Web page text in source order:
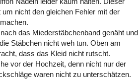
nicht den gleichen Fehler mit der
das Miederstäbchenband genäht und
Stäbchen nicht weh tun. Oben am
dass das Kleid nicht rutscht.
vor der Hochzeit, denn nicht nur der
waren nicht zu unterschätzen.